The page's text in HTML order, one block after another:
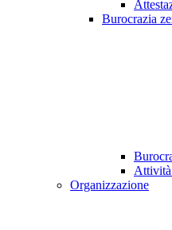
Burocrazia
Attività
Organizzazione